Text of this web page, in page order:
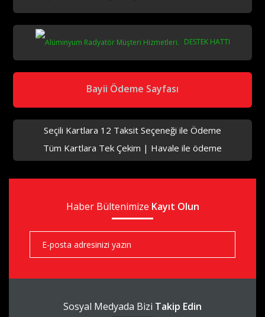
aks
aks
DESTEK HATTI
Bayii Ödeme Sayfası
Seçili Kartlara 12 Taksit Seçeneği ile Ödeme
Tüm Kartlara Tek Çekim | Havale ile ödeme
Haber Bültenimize Kayıt Olun
Sosyal Medyada Bizi Takip Edin